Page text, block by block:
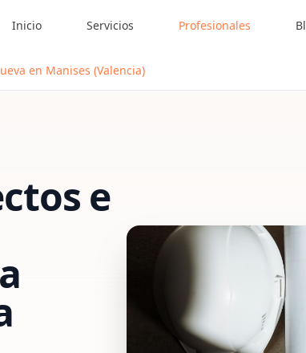
Inicio Servicios Profesionales
en Manises (Valencia)
e